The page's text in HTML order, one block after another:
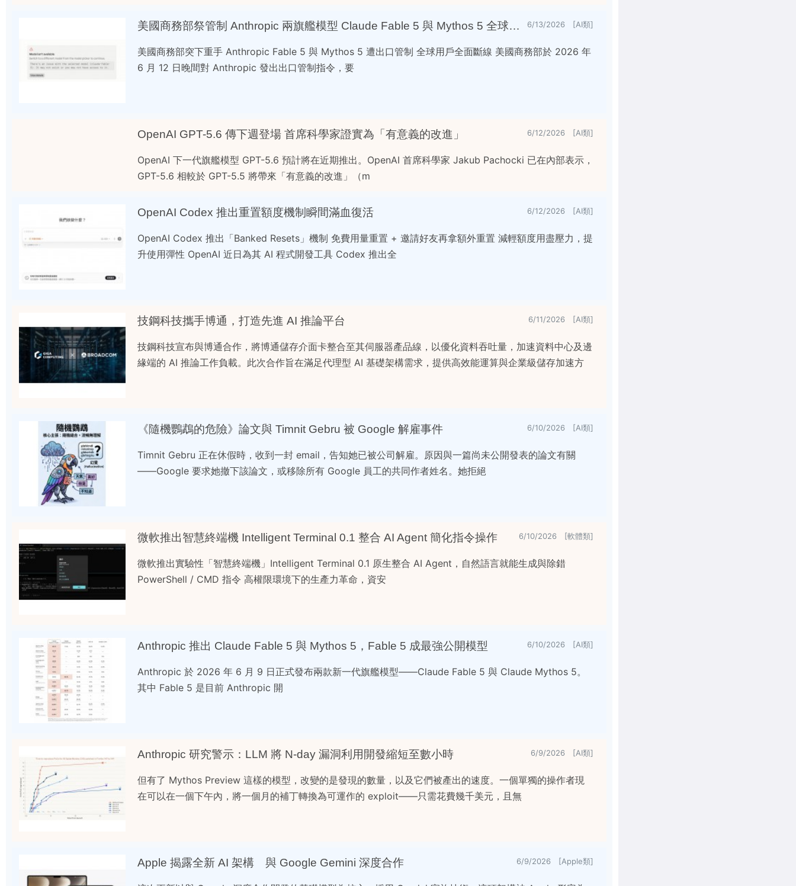
美國商務部祭管制 Anthropic 兩旗艦模型 Claude Fable 5 與 Mythos 5 全球斷線 6/13/2026 [AI類]
美國商務部突下重手 Anthropic Fable 5 與 Mythos 5 遭出口管制 全球用戶全面斷線 美國商務部於 2026 年
6 月 12 日晚間對 Anthropic 發出出口管制指令，要
OpenAI GPT-5.6 傳下週登場 首席科學家證實為「有意義的改進」 6/12/2026 [AI類]
OpenAI 下一代旗艦模型 GPT-5.6 預計將在近期推出。OpenAI 首席科學家 Jakub Pachocki 已在內部表示，
GPT-5.6 相較於 GPT-5.5 將帶來「有意義的改進」（m
OpenAI Codex 推出重置額度機制瞬間滿血復活 6/12/2026 [AI類]
OpenAI Codex 推出「Banked Resets」機制 免費用量重置 + 邀請好友再拿額外重置 減輕額度用盡壓力，提
升使用彈性 OpenAI 近日為其 AI 程式開發工具 Codex 推出全
技鋼科技攜手博通，打造先進 AI 推論平台 6/11/2026 [AI類]
技鋼科技宣布與博通合作，將博通儲存介面卡整合至其伺服器產品線，以優化資料吞吐量，加速資料中心及邊
緣端的 AI 推論工作負載。此次合作旨在滿足代理型 AI 基礎架構需求，提供高效能運算與企業級儲存加速方
《隨機鸚鵡的危險》論文與 Timnit Gebru 被 Google 解雇事件 6/10/2026 [AI類]
Timnit Gebru 正在休假時，收到一封 email，告知她已被公司解雇。原因與一篇尚未公開發表的論文有關
——Google 要求她撤下該論文，或移除所有 Google 員工的共同作者姓名。她拒絕
微軟推出智慧終端機 Intelligent Terminal 0.1 整合 AI Agent 簡化指令操作 6/10/2026 [軟體類]
微軟推出實驗性「智慧終端機」Intelligent Terminal 0.1 原生整合 AI Agent，自然語言就能生成與除錯
PowerShell / CMD 指令 高權限環境下的生產力革命，資安
Anthropic 推出 Claude Fable 5 與 Mythos 5，Fable 5 成最強公開模型 6/10/2026 [AI類]
Anthropic 於 2026 年 6 月 9 日正式發布兩款新一代旗艦模型——Claude Fable 5 與 Claude Mythos 5。
其中 Fable 5 是目前 Anthropic 開
Anthropic 研究警示：LLM 將 N-day 漏洞利用開發縮短至數小時 6/9/2026 [AI類]
但有了 Mythos Preview 這樣的模型，改變的是發現的數量，以及它們被產出的速度。一個單獨的操作者現
在可以在一個下午內，將一個月的補丁轉換為可運作的 exploit——只需花費幾千美元，且無
Apple 揭露全新 AI 架構 與 Google Gemini 深度合作 6/9/2026 [Apple類]